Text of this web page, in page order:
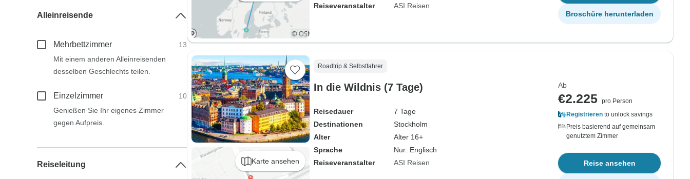
Reiseveranstalter
ASI Reisen
Broschüre herunterladen
Karte ansehen
Roadtrip & Selbstfahrer
In die Wildnis (7 Tage)
Reisedauer
7 Tage
Destinationen
Stockholm
Alter
Alter 16+
Sprache
Nur: Englisch
Reiseveranstalter
ASI Reisen
Ab
€2.225 pro Person
Registrieren to unlock savings
Preis basierend auf gemeinsam
genutztem Zimmer
Reise ansehen
Alleinreisende
Mehrbettzimmer
13
Mit einem anderen Alleinreisenden
desselben Geschlechts teilen.
Einzelzimmer
10
Genießen Sie Ihr eigenes Zimmer
gegen Aufpreis.
Reiseleitung